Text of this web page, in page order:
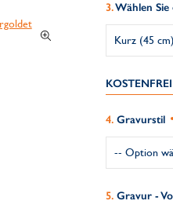
Wählen Sie
Gravurstil
Gravur -